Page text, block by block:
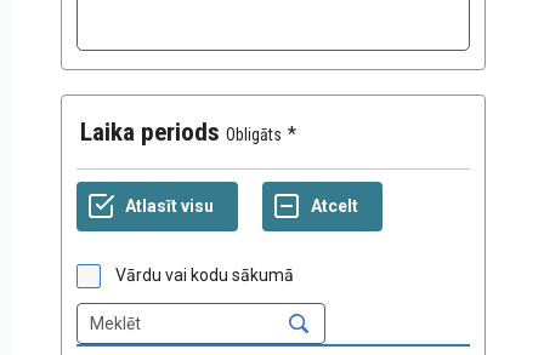
Laika periods Obligāts
Vārdu vai kodu sākumā